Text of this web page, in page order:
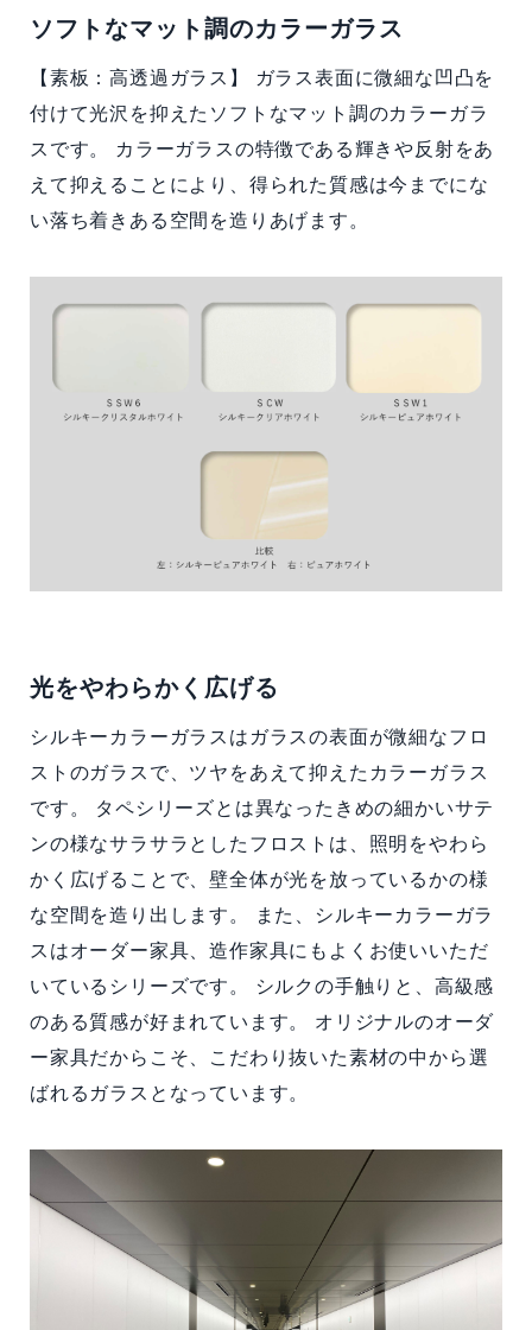
ソフトなマット調のカラーガラス
【素板：高透過ガラス】 ガラス表面に微細な凹凸を
付けて光沢を抑えたソフトなマット調のカラーガラ
スです。 カラーガラスの特徴である輝きや反射をあ
えて抑えることにより、得られた質感は今までにな
い落ち着きある空間を造りあげます。
光をやわらかく広げる
シルキーカラーガラスはガラスの表面が微細なフロ
ストのガラスで、ツヤをあえて抑えたカラーガラス
です。 タペシリーズとは異なったきめの細かいサテ
ンの様なサラサラとしたフロストは、照明をやわら
かく広げることで、壁全体が光を放っているかの様
な空間を造り出します。 また、シルキーカラーガラ
スはオーダー家具、造作家具にもよくお使いいただ
いているシリーズです。 シルクの手触りと、高級感
のある質感が好まれています。 オリジナルのオーダ
ー家具だからこそ、こだわり抜いた素材の中から選
ばれるガラスとなっています。